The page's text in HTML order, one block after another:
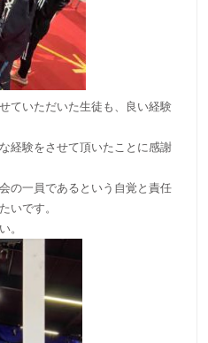
ていただいた生徒も、良い経験
経験をさせて頂いたことに感謝
の一員であるという自覚と責任
いです。
。